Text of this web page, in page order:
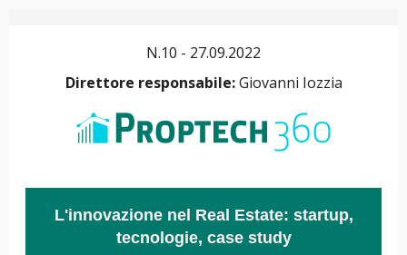
N.10 - 27.09.2022
Direttore responsabile:Giovanni Iozzia
L'innovazione nel Real Estate: startup,
tecnologie, case study